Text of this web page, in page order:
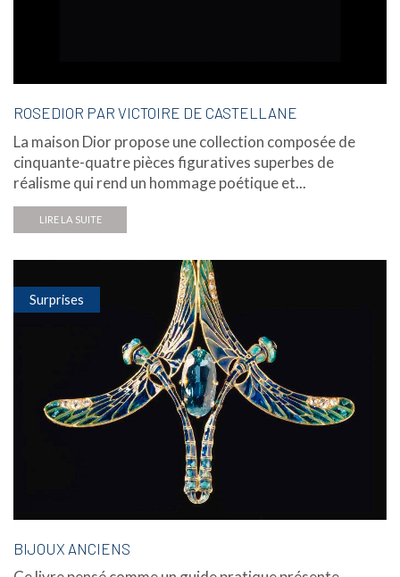
ROSEDIOR PAR VICTOIRE DE CASTELLANE
La maison Dior propose une collection composée de
cinquante-quatre pièces figuratives superbes de
réalisme qui rend un hommage poétique et...
LIRE LA SUITE
Surprises
BIJOUX ANCIENS